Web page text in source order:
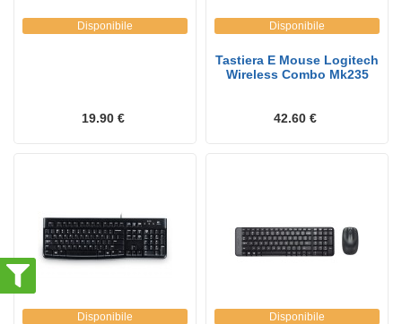
Disponibile
19.90 €
Disponibile
Tastiera E Mouse Logitech
Wireless Combo Mk235
42.60 €
Disponibile Disponibile